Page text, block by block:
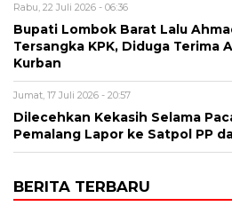
Rabu, 22 Juli 2026 - 06:36
Bupati Lombok Barat Lalu
Tersangka KPK, Diduga Terima
Kurban
Jumat, 17 Juli 2026 - 20:57
Dilecehkan Kekasih Selama
Pemalang Lapor ke Satpol PP
BERITA TERBARU